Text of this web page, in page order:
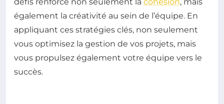
également la créativité au sein de l’équipe. En
appliquant ces stratégies clés, non seulement
vous optimisez la gestion de vos projets, mais
vous propulsez également votre équipe vers le
succès.